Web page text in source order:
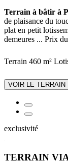
Terrain à bâtir à
de plaisance du
plat en petit
demeures ... Prix
Terrain 460 m²
VOIR LE TERRAIN
exclusivité
TERRAIN